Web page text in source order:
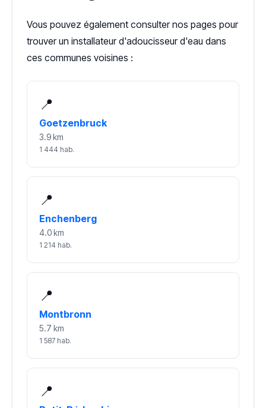
Vous pouvez également consulter nos pages pour
trouver un installateur d'adoucisseur d'eau dans
ces communes voisines :
📍
Goetzenbruck
3.9 km
1 444 hab.
📍
Enchenberg
4.0 km
1 214 hab.
📍
Montbronn
5.7 km
1 587 hab.
📍